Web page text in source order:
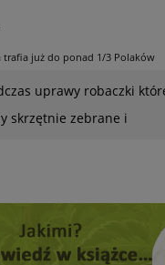
trafia już do ponad 1/3 Polaków
uprawy robaczki
skrzętnie zebrane i